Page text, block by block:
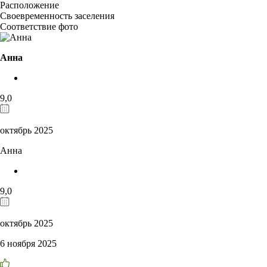
Расположение
Своевременность заселения
Соответствие фото
Анна
9,0
октябрь 2025
Анна
9,0
октябрь 2025
6 ноября 2025